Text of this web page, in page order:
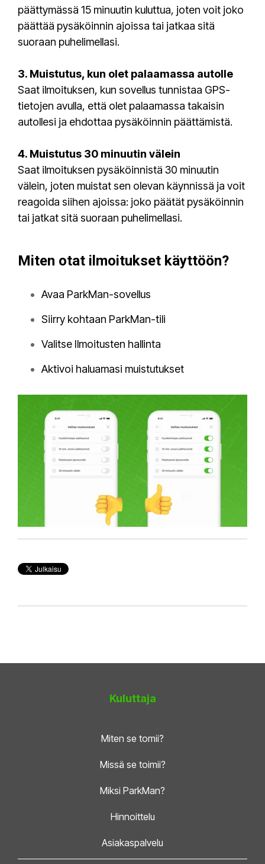
päättymässä 15 minuutin kuluttua, joten voit joko
päättää pysäköinnin ajoissa tai jatkaa sitä
suoraan puhelimellasi.
3. Muistutus, kun olet palaamassa autolle
Saat ilmoituksen, kun sovellus tunnistaa GPS-
tietojen avulla, että olet palaamassa takaisin
autollesi ja ehdottaa pysäköinnin päättämistä.
4. Muistutus 30 minuutin välein
Saat ilmoituksen pysäköinnistä 30 minuutin
välein, joten muistat sen olevan käynnissä ja voit
reagoida siihen ajoissa: joko päätät pysäköinnin
tai jatkat sitä suoraan puhelimellasi.
Miten otat ilmoitukset käyttöön?
Avaa ParkMan-sovellus
Siirry kohtaan ParkMan-tili
Valitse Ilmoitusten hallinta
Aktivoi haluamasi muistutukset
Kuluttaja
Miten se tomii?
Missä se toimii?
Miksi ParkMan?
Hinnoittelu
Asiakaspalvelu